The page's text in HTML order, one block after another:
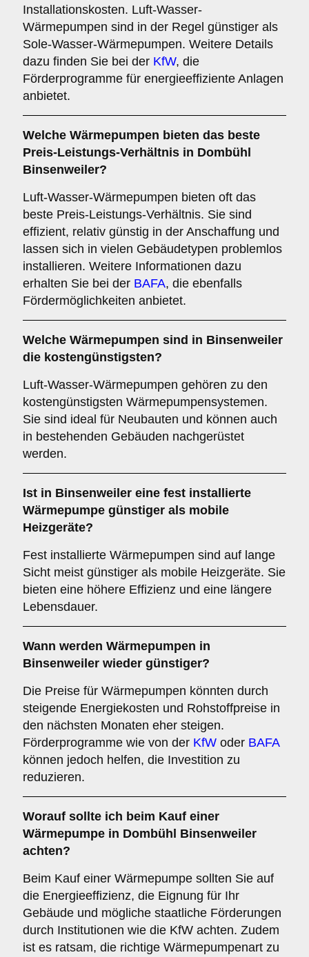
Installationskosten. Luft-Wasser-
Wärmepumpen sind in der Regel günstiger als
Sole-Wasser-Wärmepumpen. Weitere Details
dazu finden Sie bei der KfW, die
Förderprogramme für energieeffiziente Anlagen
anbietet.
Welche Wärmepumpen bieten das beste
Preis-Leistungs-Verhältnis in Dombühl
Binsenweiler?
Luft-Wasser-Wärmepumpen bieten oft das
beste Preis-Leistungs-Verhältnis. Sie sind
effizient, relativ günstig in der Anschaffung und
lassen sich in vielen Gebäudetypen problemlos
installieren. Weitere Informationen dazu
erhalten Sie bei der BAFA, die ebenfalls
Fördermöglichkeiten anbietet.
Welche Wärmepumpen sind in Binsenweiler
die kostengünstigsten?
Luft-Wasser-Wärmepumpen gehören zu den
kostengünstigsten Wärmepumpensystemen.
Sie sind ideal für Neubauten und können auch
in bestehenden Gebäuden nachgerüstet
werden.
Ist in Binsenweiler eine fest installierte
Wärmepumpe günstiger als mobile
Heizgeräte?
Fest installierte Wärmepumpen sind auf lange
Sicht meist günstiger als mobile Heizgeräte. Sie
bieten eine höhere Effizienz und eine längere
Lebensdauer.
Wann werden Wärmepumpen in
Binsenweiler wieder günstiger?
Die Preise für Wärmepumpen könnten durch
steigende Energiekosten und Rohstoffpreise in
den nächsten Monaten eher steigen.
Förderprogramme wie von der KfW oder BAFA
können jedoch helfen, die Investition zu
reduzieren.
Worauf sollte ich beim Kauf einer
Wärmepumpe in Dombühl Binsenweiler
achten?
Beim Kauf einer Wärmepumpe sollten Sie auf
die Energieeffizienz, die Eignung für Ihr
Gebäude und mögliche staatliche Förderungen
durch Institutionen wie die KfW achten. Zudem
ist es ratsam, die richtige Wärmepumpenart zu